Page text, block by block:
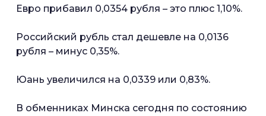
Евро прибавил 0,0354 рубля – это плюс 1,10%.
Российский рубль стал дешевле на 0,0136
рубля – минус 0,35%.
Юань увеличился на 0,0339 или 0,83%.
В обменниках Минска сегодня по состоянию